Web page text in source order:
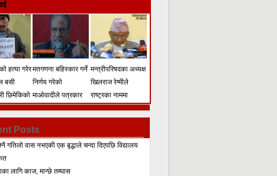
Tough Talk
हत्या गरेर
बसी
छिमेकिको
मतगणना बहिस्कार गर्ने
निर्णय गरेको
माओवादीले पत्रकार
मन्त्रीपरिषदका अध्यक्ष
खिलराज रेग्मीले
राष्ट्रका नाममा
Posts
गतिलो वास नभएकी एक बृद्धाले चन्दा दिएपछि विद्यालय
लागि काज, मान्छे तम्घास